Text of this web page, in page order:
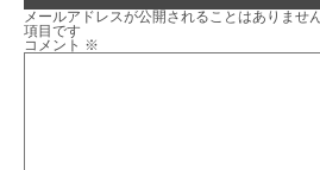
メールアドレスが公開されることはありません
項目です
コメント ※